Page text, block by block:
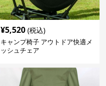
¥5,520 (税込)
キャンプ椅子 アウトドア快適メ
ッシュチェア